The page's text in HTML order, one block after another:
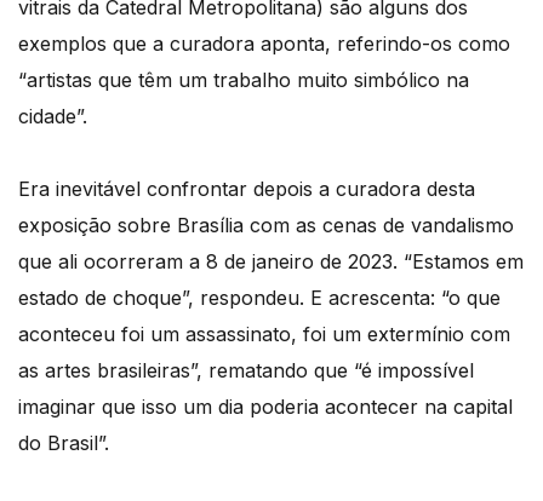
vitrais da Catedral Metropolitana) são alguns dos
exemplos que a curadora aponta, referindo-os como
“artistas que têm um trabalho muito simbólico na
cidade”.
Era inevitável confrontar depois a curadora desta
exposição sobre Brasília com as cenas de vandalismo
que ali ocorreram a 8 de janeiro de 2023. “Estamos em
estado de choque”, respondeu. E acrescenta: “o que
aconteceu foi um assassinato, foi um extermínio com
as artes brasileiras”, rematando que “é impossível
imaginar que isso um dia poderia acontecer na capital
do Brasil”.